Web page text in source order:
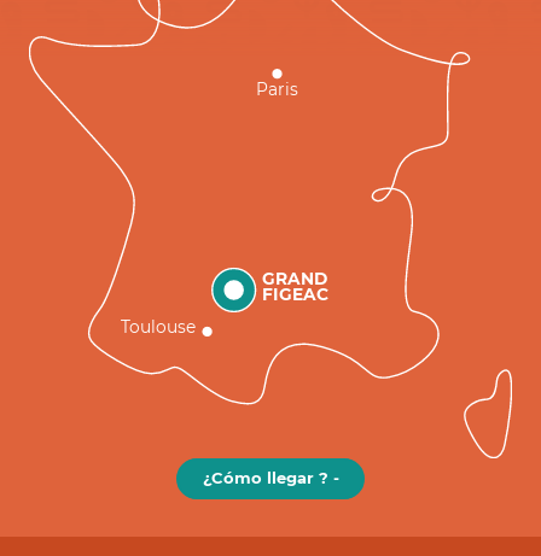
GRAND
FIGEAC
Toulouse
Paris
¿Cómo llegar ? -